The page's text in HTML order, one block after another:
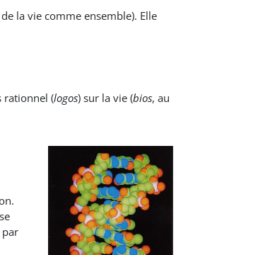
la vie comme ensemble). Elle
rationnel (logos) sur la vie (bios, au
par